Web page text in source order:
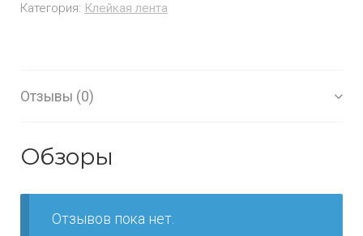
Категория: Клейкая лента
Отзывы (0)
Обзоры
Отзывов пока нет.